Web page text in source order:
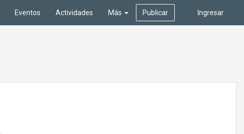
Ingresar
Eventos Actividades Más Publicar